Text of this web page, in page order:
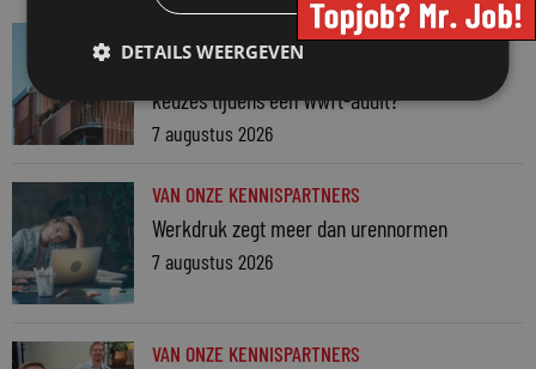
VAN ONZE KENNISPARTNERS
Van praktijk naar bewijs: hoe onderbouw je
keuzes tijdens een Wwft-audit?
7 augustus 2026
VAN ONZE KENNISPARTNERS
Werkdruk zegt meer dan urennormen
7 augustus 2026
VAN ONZE KENNISPARTNERS
DETAILS WEERGEVEN